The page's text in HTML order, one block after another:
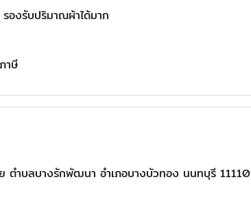
องรับปริมาณผ้าได้มาก
าษี
ตำบลบางรักพัฒนา อำเภอบางบัวทอง นนทบุรี 11110